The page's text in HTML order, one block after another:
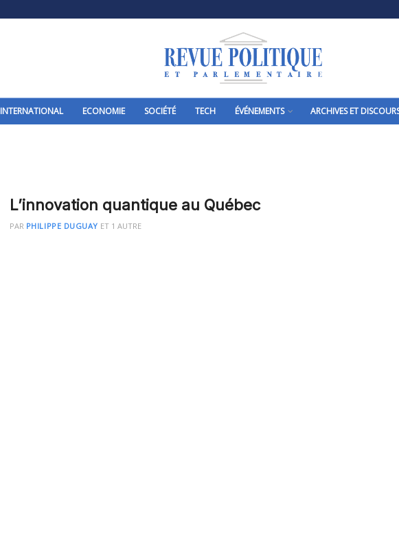
INTERNATIONAL ECONOMIE SOCIÉTÉ TECH ÉVÉNEMENTS ARCHIVES ET
L’innovation quantique au Québec
PAR PHILIPPE DUGUAY ET 1 AUTRE